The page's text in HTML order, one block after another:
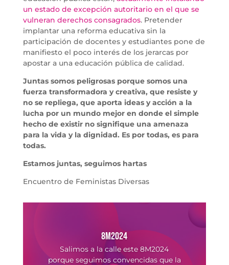
un estado de excepción autoritario en el que se
vulneran derechos consagrados. Pretender
implantar una reforma educativa sin la
participación de docentes y estudiantes pone de
manifiesto el poco interés de los jerarcas por
apostar a una educación pública de calidad.
Juntas somos peligrosas porque somos una
fuerza transformadora y creativa, que resiste y
no se repliega, que aporta ideas y acción a la
lucha por un mundo mejor en donde el simple
hecho de existir no signifique una amenaza
para la vida y la dignidad. Es por todas, es para
todas.
Estamos juntas, seguimos hartas
Encuentro de Feministas Diversas
8M2024
Salimos a la calle este 8M2024
porque seguimos convencidas que la